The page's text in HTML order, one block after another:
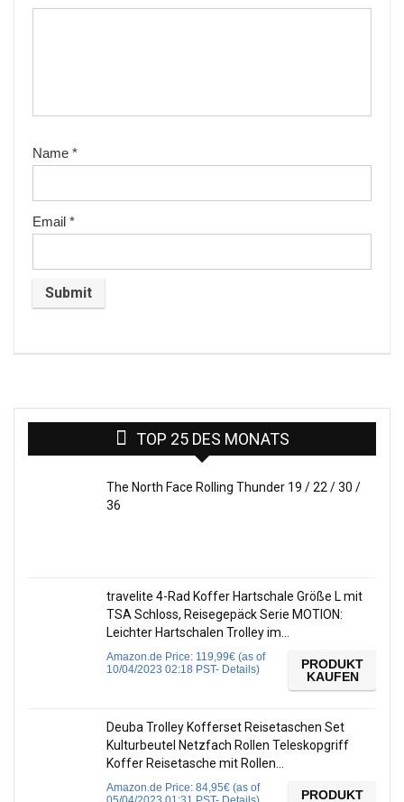
Name *
Email *
TOP 25 DES MONATS
The North Face Rolling Thunder 19 / 22 / 30 /
36
travelite 4-Rad Koffer Hartschale Größe L mit
TSA Schloss, Reisegepäck Serie MOTION:
Leichter Hartschalen Trolley im…
Amazon.de Price: 119,99€ (as of
10/04/2023 02:18 PST- Details)
PRODUKT
KAUFEN
Deuba Trolley Kofferset Reisetaschen Set
Kulturbeutel Netzfach Rollen Teleskopgriff
Koffer Reisetasche mit Rollen…
Amazon.de Price: 84,95€ (as of
PRODUKT